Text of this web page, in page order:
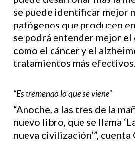
se puede identificar mejor
patógenos que producen
se podrá entender mejor el
como el cáncer y el
tratamientos más efectivos.
“Es tremendo lo que se viene”
“Anoche, a las tres de la
nuevo libro, que se llama
nueva civilización’”, cuenta